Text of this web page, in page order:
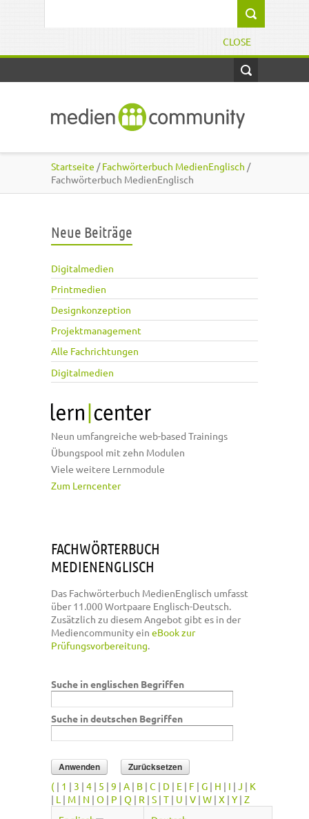
CLOSE
Startseite /Fachwörterbuch MedienEnglisch /
Fachwörterbuch MedienEnglisch
Neue Beiträge
Digitalmedien
Printmedien
Designkonzeption
Projektmanagement
Alle Fachrichtungen
Digitalmedien
Neun umfangreiche web-based Trainings
Übungspool mit zehn Modulen
Viele weitere Lernmodule
Zum Lerncenter
FACHWÖRTERBUCH
MEDIENENGLISCH
Das Fachwörterbuch MedienEnglisch umfasst
über 11.000 Wortpaare Englisch-Deutsch.
Zusätzlich zu diesem Angebot gibt es in der
Mediencommunity ein eBook zur
Prüfungsvorbereitung.
Suche in englischen Begriffen
Suche in deutschen Begriffen
( | 1 | 3 | 4 | 5 | 9 | A | B | C | D | E | F | G | H | I | J | K
| L | M | N | O | P | Q | R | S | T | U | V | W | X | Y | Z